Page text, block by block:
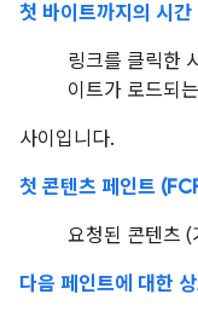
첫 바이트까지의 시
링크를 클릭한
이트가 로드되
사이입니다.
첫 콘텐츠 페인트
요청된 콘텐츠
다음 페인트에 대한